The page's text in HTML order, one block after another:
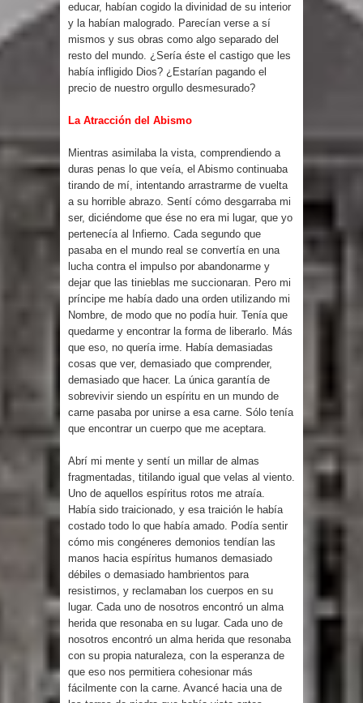
educar, habían cogido la divinidad de su interior
y la habían malogrado. Parecían verse a sí
mismos y sus obras como algo separado del
resto del mundo. ¿Sería éste el castigo que les
había infligido Dios? ¿Estarían pagando el
precio de nuestro orgullo desmesurado?
La Atracción del Abismo
Mientras asimilaba la vista, comprendiendo a
duras penas lo que veía, el Abismo continuaba
tirando de mí, intentando arrastrarme de vuelta
a su horrible abrazo. Sentí cómo desgarraba mi
ser, diciéndome que ése no era mi lugar, que yo
pertenecía al Infierno. Cada segundo que
pasaba en el mundo real se convertía en una
lucha contra el impulso por abandonarme y
dejar que las tinieblas me succionaran. Pero mi
príncipe me había dado una orden utilizando mi
Nombre, de modo que no podía huir. Tenía que
quedarme y encontrar la forma de liberarlo. Más
que eso, no quería irme. Había demasiadas
cosas que ver, demasiado que comprender,
demasiado que hacer. La única garantía de
sobrevivir siendo un espíritu en un mundo de
carne pasaba por unirse a esa carne. Sólo tenía
que encontrar un cuerpo que me aceptara.
Abrí mi mente y sentí un millar de almas
fragmentadas, titilando igual que velas al viento.
Uno de aquellos espíritus rotos me atraía.
Había sido traicionado, y esa traición le había
costado todo lo que había amado. Podía sentir
cómo mis congéneres demonios tendían las
manos hacia espíritus humanos demasiado
débiles o demasiado hambrientos para
resistirnos, y reclamaban los cuerpos en su
lugar. Cada uno de nosotros encontró un alma
herida que resonaba en su lugar. Cada uno de
nosotros encontró un alma herida que resonaba
con su propia naturaleza, con la esperanza de
que eso nos permitiera cohesionar más
fácilmente con la carne. Avancé hacia una de